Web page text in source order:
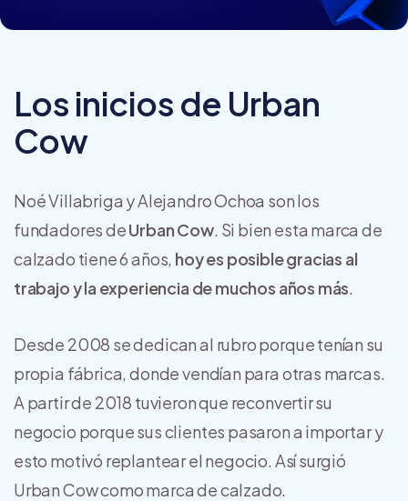
Los inicios de Urban
Cow
Noé Villabriga y Alejandro Ochoa son los
fundadores deUrban Cow. Si bien esta marca de
calzado tiene 6 años, hoy es posible gracias al
trabajo y la experiencia de muchos años más.
Desde 2008 se dedican al rubro porque tenían su
propia fábrica, donde vendían para otras marcas.
A partir de 2018 tuvieron que reconvertir su
negocio porque sus clientes pasaron a importar y
esto motivó replantear el negocio. Así surgió
Urban Cow como marca de calzado.